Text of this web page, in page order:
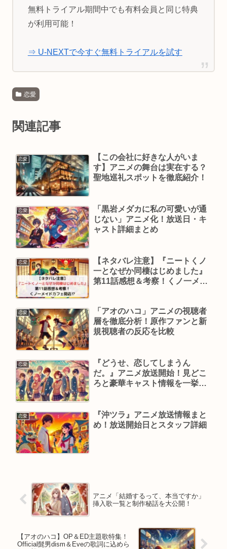
無料トライアル期間中でも有料会員と同じ特典
が利用可能！
⇒ U-NEXTで今すぐ無料トライアルを試す
恋愛
関連記事
恋愛
【この会社に好きな人がいま
す】アニメの舞台は実在する？
聖地巡礼スポットを徹底紹介！
恋愛
「黒岩メダカに私の可愛いが通
じない」アニメ化！放送日・キ
ャスト詳細まとめ
恋愛
【ネタバレ注意】『ニートくノ
一となぜか同棲はじめました』
第11話感想＆考察！くノ一メイ
恋愛
「アオのハコ」アニメの視聴者
層を徹底分析！原作ファンと新
規視聴者の反応を比較
恋愛
『どうせ、恋してしまうん
だ。』アニメ放送開始！見どこ
ろと豪華キャスト情報を一挙紹
恋愛
『沖ツラ』アニメ放送情報まと
め！放送開始日とスタッフ詳細
アニメ「結婚するって、本当ですか」
挿入歌一覧と制作秘話を大公開！
【アオのハコ】OP＆ED主題歌特集！
Official髭男dism＆Eveの歌詞に込めら